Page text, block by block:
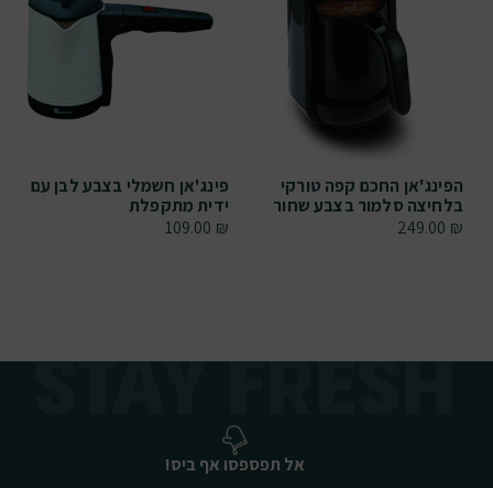
הפינג'אן החכם קפה טורקי
בלחיצה סלמור בצבע שחור
249.00 ₪
פינג'אן חשמלי בצבע לבן עם
ידית מתקפלת
109.00 ₪
אל תפספסו אף ביס!